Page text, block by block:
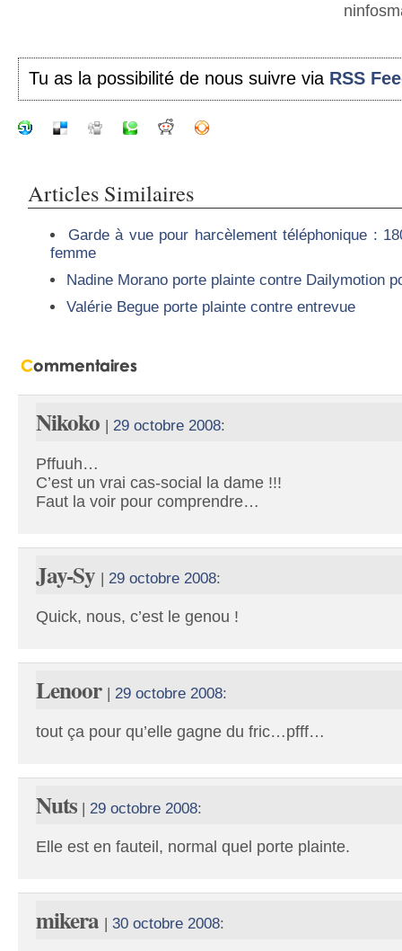
Tu as la possibilité de nous suivre via RSS
Articles Similaires
Garde à vue pour harcèlement téléphonique :
femme
Nadine Morano porte plainte contre Dailymotion
Valérie Begue porte plainte contre entrevue
Nikoko | 29 octobre 2008:
Pffuuh…
C’est un vrai cas-social la dame !!!
Faut la voir pour comprendre…
Jay-Sy | 29 octobre 2008:
Quick, nous, c’est le genou !
Lenoor| 29 octobre 2008:
tout ça pour qu’elle gagne du fric…pfff…
Nuts | 29 octobre 2008:
Elle est en fauteil, normal quel porte plainte.
mikera | 30 octobre 2008: